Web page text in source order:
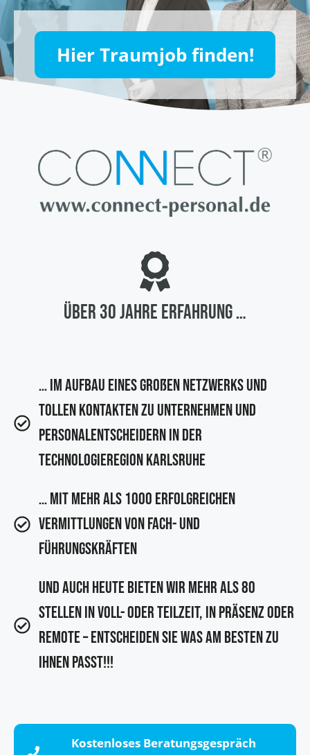
Hier Traumjob finden!
über 30 Jahre Erfahrung …
… im Aufbau eines großen Netzwerks und
tollen Kontakten zu Unternehmen und
Personalentscheidern in der
Technologieregion Karlsruhe
… mit mehr als 1000 erfolgreichen
Vermittlungen von Fach- und
Führungskräften
und auch heute bieten wir mehr als 80
Stellen in Voll- oder Teilzeit, in Präsenz oder
Remote – entscheiden Sie was am besten zu
Ihnen passt!!!
Kostenloses Beratungsgespräch